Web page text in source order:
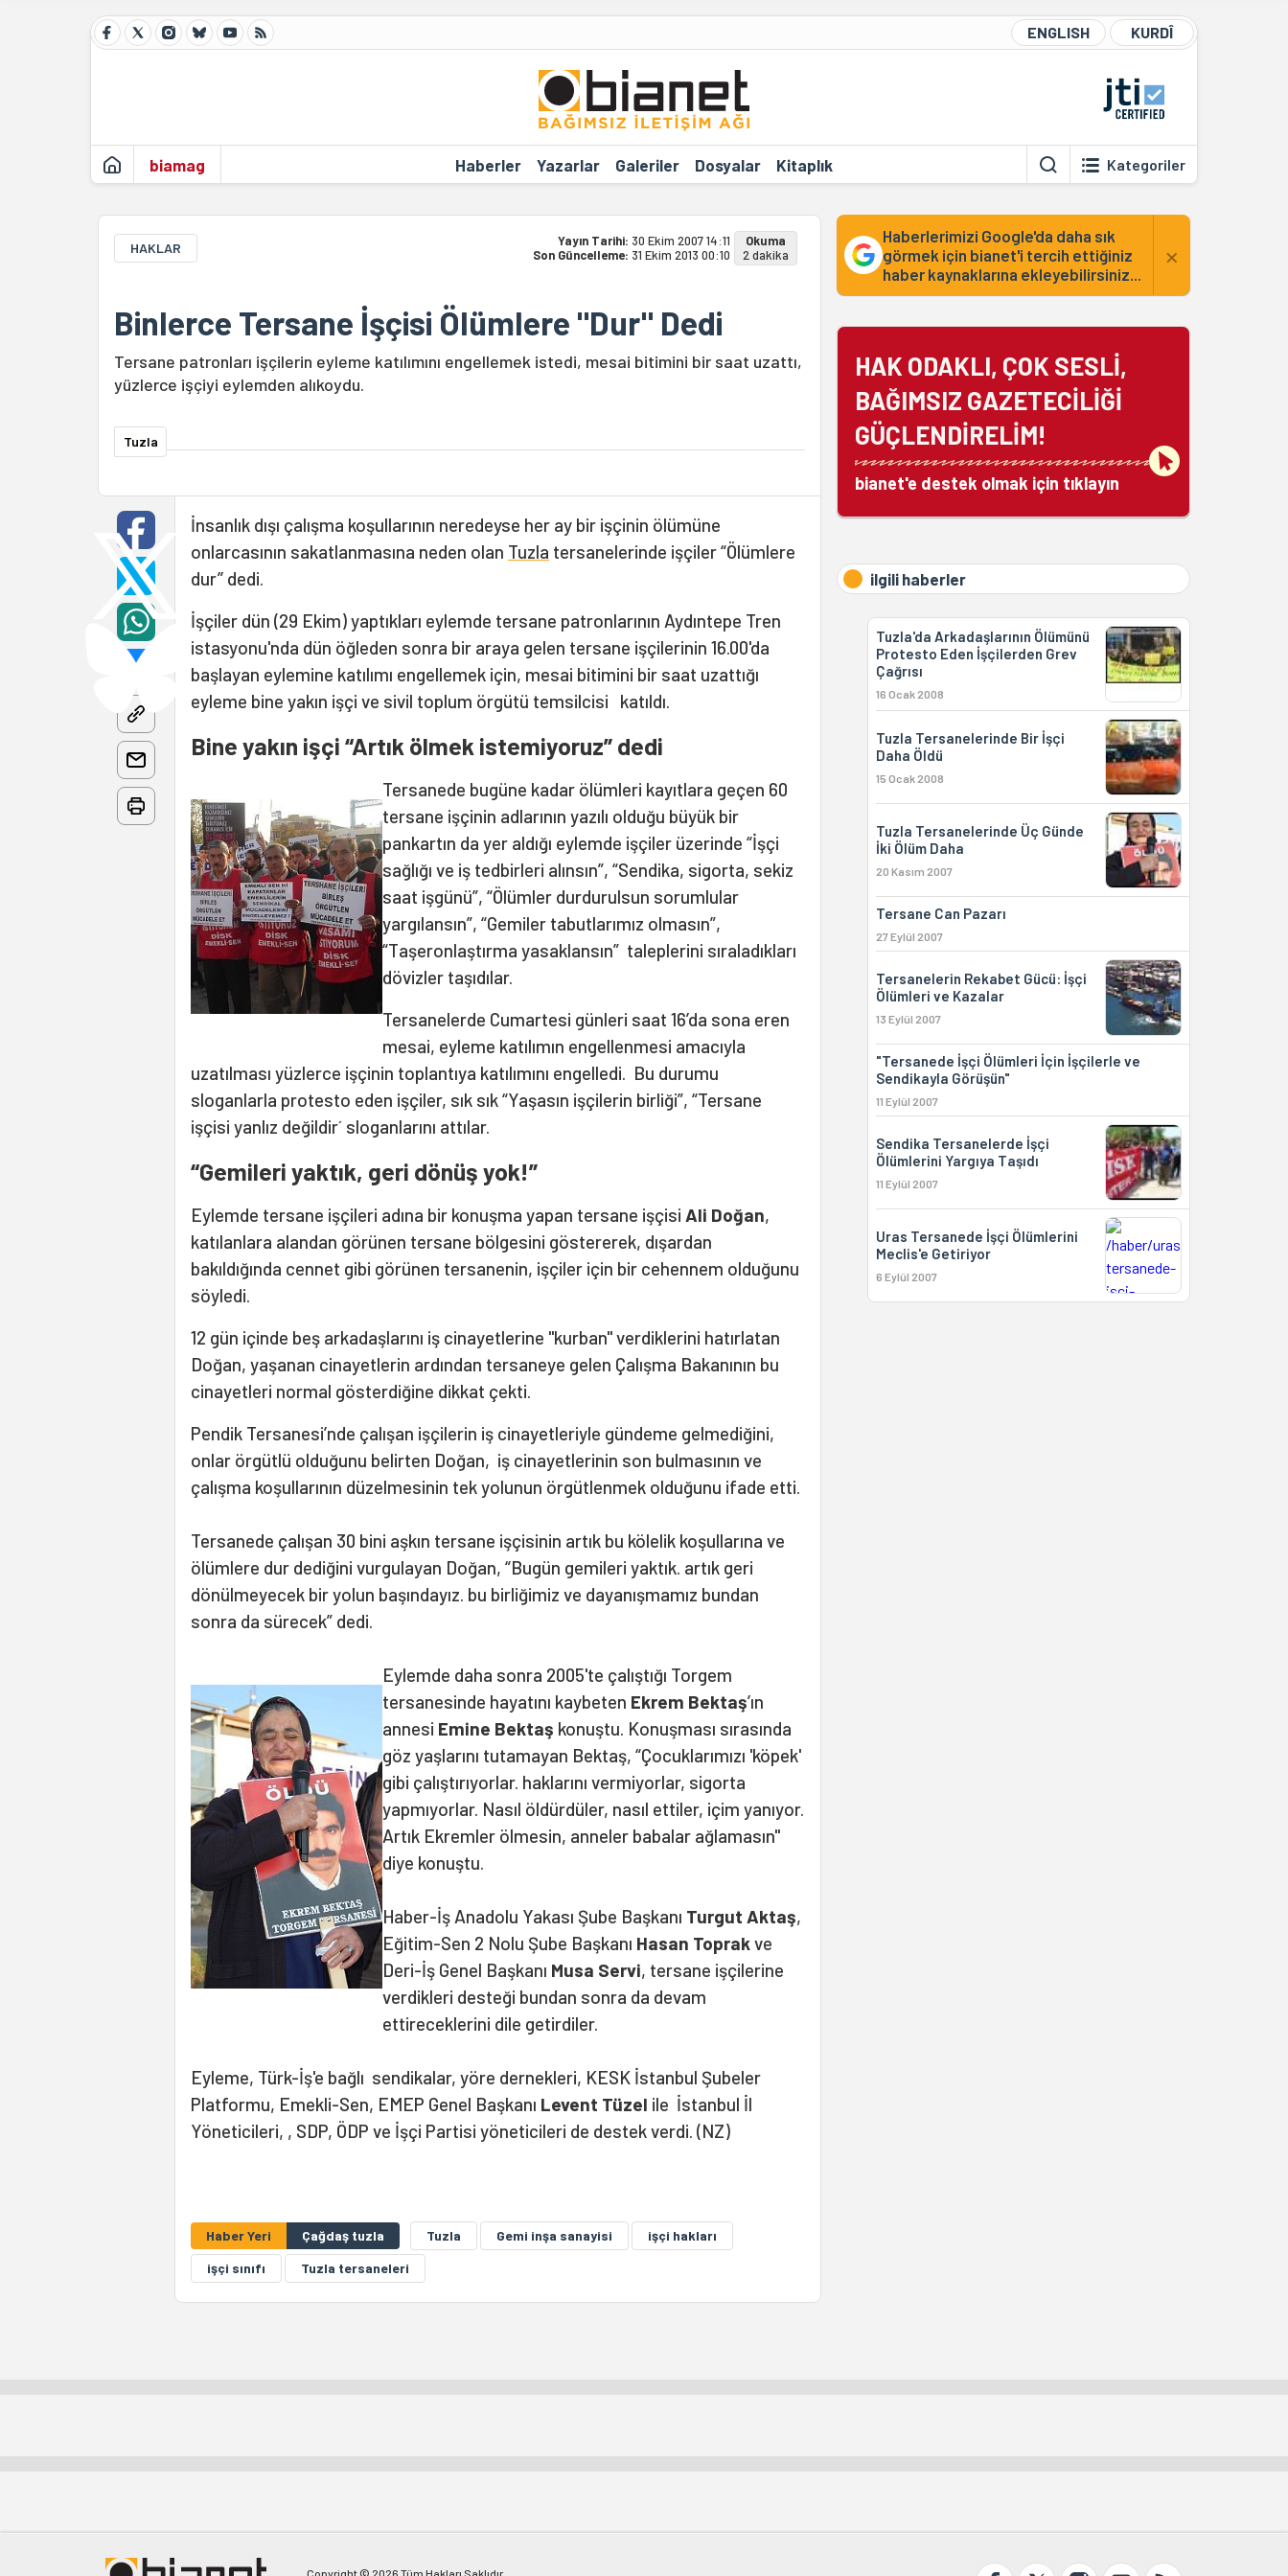
ENGLISH KURDÎ
biamag Haberler Yazarlar Galeriler Dosyalar Kitaplık Kategoriler
HAKLAR Yayın Tarihi: 30 Ekim 2007 14:11
Son Güncelleme: 31 Ekim 2013 00:10
Okuma
2 dakika
Binlerce Tersane İşçisi Ölümlere "Dur" Dedi
Tersane patronları işçilerin eyleme katılımını engellemek istedi, mesai bitimini bir saat uzattı,
yüzlerce işçiyi eylemden alıkoydu.
Tuzla
İnsanlık dışı çalışma koşullarının neredeyse her ay bir işçinin ölümüne
onlarcasının sakatlanmasına neden olan Tuzla tersanelerinde işçiler “Ölümlere
dur’’ dedi.
İşçiler dün (29 Ekim) yaptıkları eylemde tersane patronlarının Aydıntepe Tren
istasyonu'nda dün öğleden sonra bir araya gelen tersane işçilerinin 16.00'da
başlayan eylemine katılımı engellemek için, mesai bitimini bir saat uzattığı
eyleme bine yakın işçi ve sivil toplum örgütü temsilcisi katıldı.
Bine yakın işçi “Artık ölmek istemiyoruz” dedi
Tersanede bugüne kadar ölümleri kayıtlara geçen 60
tersane işçinin adlarının yazılı olduğu büyük bir
pankartın da yer aldığı eylemde işçiler üzerinde “İşçi
sağlığı ve iş tedbirleri alınsın”, “Sendika, sigorta, sekiz
saat işgünü”, “Ölümler durdurulsun sorumlular
yargılansın”, “Gemiler tabutlarımız olmasın”,
“Taşeronlaştırma yasaklansın” taleplerini sıraladıkları
dövizler taşıdılar.
Tersanelerde Cumartesi günleri saat 16’da sona eren
mesai, eyleme katılımın engellenmesi amacıyla
uzatılması yüzlerce işçinin toplantıya katılımını engelledi. Bu durumu
sloganlarla protesto eden işçiler, sık sık “Yaşasın işçilerin birliği”, “Tersane
işçisi yanlız değildir´ sloganlarını attılar.
“Gemileri yaktık, geri dönüş yok!”
Eylemde tersane işçileri adına bir konuşma yapan tersane işçisi Ali Doğan,
katılanlara alandan görünen tersane bölgesini göstererek, dışardan
bakıldığında cennet gibi görünen tersanenin, işçiler için bir cehennem olduğunu
söyledi.
12 gün içinde beş arkadaşlarını iş cinayetlerine "kurban" verdiklerini hatırlatan
Doğan, yaşanan cinayetlerin ardından tersaneye gelen Çalışma Bakanının bu
cinayetleri normal gösterdiğine dikkat çekti.
Pendik Tersanesi’nde çalışan işçilerin iş cinayetleriyle gündeme gelmediğini,
onlar örgütlü olduğunu belirten Doğan, iş cinayetlerinin son bulmasının ve
çalışma koşullarının düzelmesinin tek yolunun örgütlenmek olduğunu ifade etti.
Tersanede çalışan 30 bini aşkın tersane işçisinin artık bu kölelik koşullarına ve
ölümlere dur dediğini vurgulayan Doğan, “Bugün gemileri yaktık. artık geri
dönülmeyecek bir yolun başındayız. bu birliğimiz ve dayanışmamız bundan
sonra da sürecek” dedi.
Eylemde daha sonra 2005'te çalıştığı Torgem
tersanesinde hayatını kaybeten Ekrem Bektaş’ın
annesi Emine Bektaş konuştu. Konuşması sırasında
göz yaşlarını tutamayan Bektaş, “Çocuklarımızı 'köpek'
gibi çalıştırıyorlar. haklarını vermiyorlar, sigorta
yapmıyorlar. Nasıl öldürdüler, nasıl ettiler, içim yanıyor.
Artık Ekremler ölmesin, anneler babalar ağlamasın"
diye konuştu.
Haber-İş Anadolu Yakası Şube Başkanı Turgut Aktaş,
Eğitim-Sen 2 Nolu Şube Başkanı Hasan Toprakve
Deri-İş Genel Başkanı Musa Servi, tersane işçilerine
verdikleri desteği bundan sonra da devam
ettireceklerini dile getirdiler.
Eyleme, Türk-İş'e bağlı sendikalar, yöre dernekleri, KESK İstanbul Şubeler
Platformu, Emekli-Sen, EMEP Genel Başkanı Levent Tüzel ile İstanbul İl
Yöneticileri, , SDP, ÖDP ve İşçi Partisi yöneticileri de destek verdi. (NZ)
Haber Yeri Çağdaş tuzla Tuzla Gemi inşa sanayisi
işçi hakları
işçi sınıfı
Tuzla tersaneleri
Haberlerimizi Google'da daha sık
görmek için bianet'i tercih ettiğiniz
haber kaynaklarına ekleyebilirsiniz...
×
HAK ODAKLI, ÇOK SESLİ,
BAĞIMSIZ GAZETECİLİĞİ
GÜÇLENDİRELİM!
bianet'e destek olmak için tıklayın
ilgili haberler
Tuzla'da Arkadaşlarının Ölümünü
Protesto Eden İşçilerden Grev
Çağrısı
16 Ocak 2008
Tuzla Tersanelerinde Bir İşçi
Daha Öldü
15 Ocak 2008
Tuzla Tersanelerinde Üç Günde
İki Ölüm Daha
20 Kasım 2007
Tersane Can Pazarı
27 Eylül 2007
Tersanelerin Rekabet Gücü: İşçi
Ölümleri ve Kazalar
13 Eylül 2007
"Tersanede İşçi Ölümleri İçin İşçilerle ve
Sendikayla Görüşün"
11 Eylül 2007
Sendika Tersanelerde İşçi
Ölümlerini Yargıya Taşıdı
11 Eylül 2007
Uras Tersanede İşçi Ölümlerini
Meclis'e Getiriyor
6 Eylül 2007
Copyright © 2026 Tüm Hakları Saklıdır